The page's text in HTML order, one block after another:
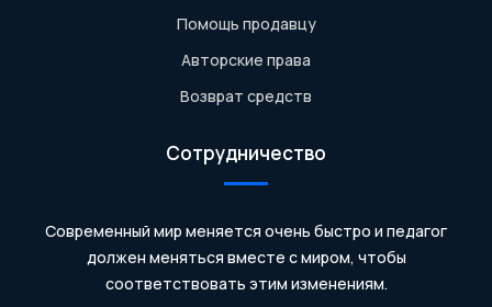
Помощь продавцу
Авторские права
Возврат средств
Сотрудничество
Современный мир меняется очень быстро и педагог
должен меняться вместе с миром, чтобы
соответствовать этим изменениям.